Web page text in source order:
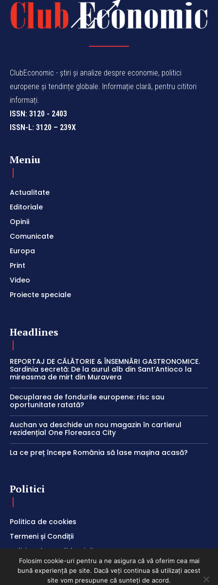
ClubEconomic - știri și analize despre economie, politici
europene și tendințe globale. Informație clară, pentru cititori
informați.
ISSN: 3120 - 2403
ISSN-L: 3120 – 239X
Meniu
Actualitate
Editoriale
Opinii
Comunicate
Europa
Print
Video
Proiecte speciale
Headlines
REPORTAJ DE CĂLĂTORIE & ÎNSEMNĂRI GASTRONOMICE.
Sardinia secretă: De la aurul alb din Sant’Antioco la
mireasma de mirt din Muravera
Decuplarea de fondurile europene: risc sau
oportunitate ratată?
Auchan va deschide un nou magazin în cartierul
rezidențial One Floreasca City
La ce preț începe România să lase mașina acasă?
Politici
Politica de cookies
Termeni și Condiții
Politica de Confidențialitate
Folosim cookie-uri pentru a ne asigura că vă oferim cea mai
bună experiență pe site. Dacă veți continua să utilizați acest
site vom presupune că sunteți de acord.